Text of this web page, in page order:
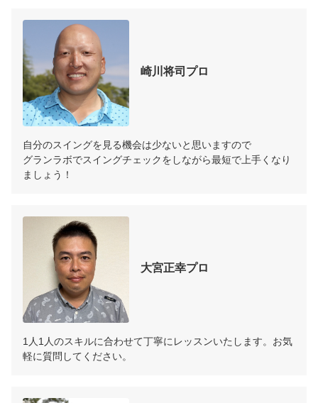
崎川将司プロ
自分のスイングを見る機会は少ないと思いますので
グランラボでスイングチェックをしながら最短で上手くなり
ましょう！
大宮正幸プロ
1人1人のスキルに合わせて丁寧にレッスンいたします。お気
軽に質問してください。